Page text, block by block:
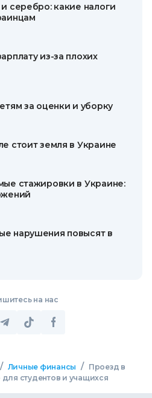
серебро: какие налоги
из-за плохих
за оценки и уборку
стоит земля в Украине
стажировки в Украине:
нарушения повысят в
на нас
/ Личные финансы /
Проезд в
студентов и учащихся